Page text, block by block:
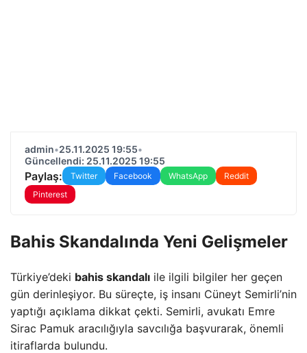
admin•25.11.2025 19:55•
Güncellendi: 25.11.2025 19:55
Paylaş: Twitter Facebook WhatsApp
Reddit
Pinterest
Bahis Skandalında Yeni Gelişmeler
Türkiye’deki bahis skandalı ile ilgili bilgiler her geçen
gün derinleşiyor. Bu süreçte, iş insanı Cüneyt Semirli’nin
yaptığı açıklama dikkat çekti. Semirli, avukatı Emre
Sirac Pamuk aracılığıyla savcılığa başvurarak, önemli
itiraflarda bulundu.